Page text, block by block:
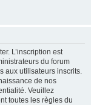
L’inscription est
du forum
aux utilisateurs inscrits.
de nos
Veuillez
toutes les règles du